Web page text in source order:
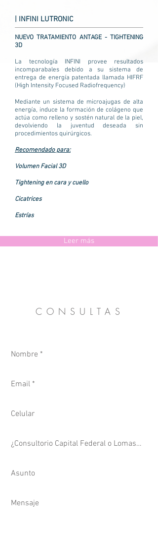
| INFINI LUTRONIC
NUEVO TRATAMIENTO ANTAGE - TIGHTENING
3D
La tecnología INFINI provee resultados
incomparabales debido a su sistema de
entrega de energía patentada llamada HIFRF
(High Intensity Focused Radiofrequency)
Mediante un sistema de microajugas de alta
energía, induce la formación de colágeno que
actúa como relleno y sostén natural de la piel,
devolviendo la juventud deseada sin
procedimientos quirúrgicos.
Recomendado para:
Volumen Facial 3D
Tightening en cara y cuello
Cicatrices
Estrías
Leer más
CONSULTAS